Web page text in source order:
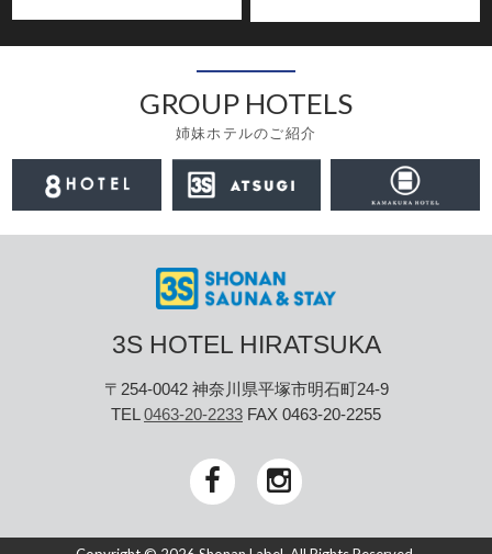
GROUP HOTELS
姉妹ホテルのご紹介
3S HOTEL HIRATSUKA
〒254-0042 神奈川県平塚市明石町24-9
TEL 0463-20-2233 FAX 0463-20-2255